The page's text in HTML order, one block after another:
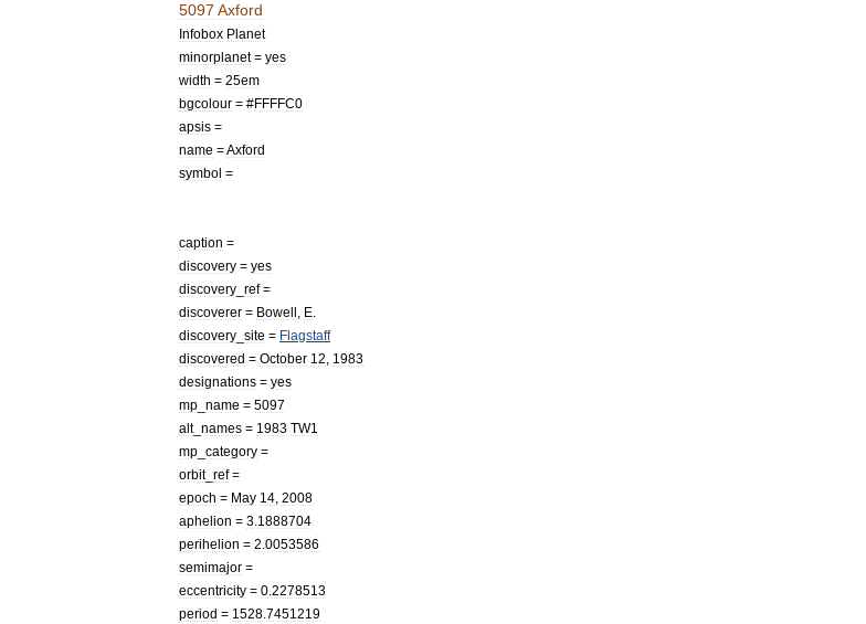
5097 Axford
Infobox Planet
minorplanet= yes
width = 25em
bgcolour = #FFFFC0
apsis =
name =Axford
symbol =
caption =
discovery = yes
discovery ref=
discoverer = Bowell E
discovery site = Flagstaff
discovered = October 12
1983
designations = yes
mp name = 5097
alt_ names = 1983 TW1
mp category =
orbit_ ref=
epoch = May 14 2008
aphelion = 3 1888704
perihelion = 2 0053586
semimajor =
eccentricity = 0 2278513
period = 1528 7451219